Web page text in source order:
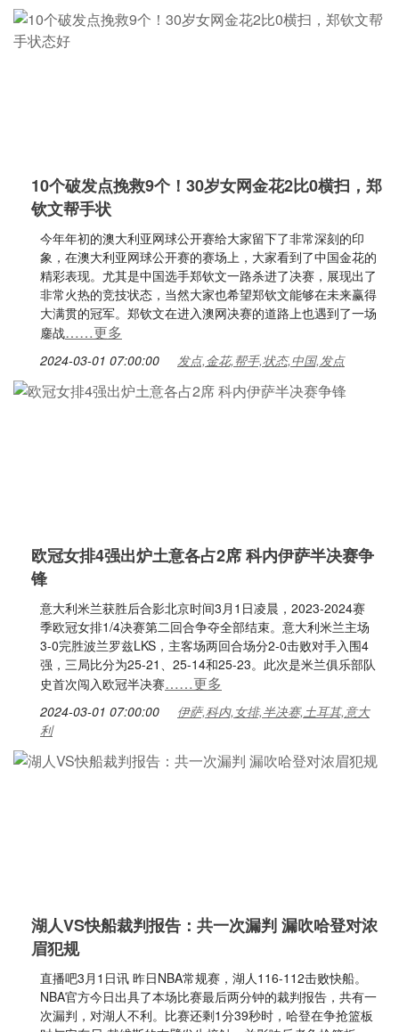
10个破发点挽救9个！30岁女网金花2比0横扫，郑
钦文帮手状
今年年初的澳大利亚网球公开赛给大家留下了非常深刻的印
象，在澳大利亚网球公开赛的赛场上，大家看到了中国金花的
精彩表现。尤其是中国选手郑钦文一路杀进了决赛，展现出了
非常火热的竞技状态，当然大家也希望郑钦文能够在未来赢得
大满贯的冠军。郑钦文在进入澳网决赛的道路上也遇到了一场
鏖战……更多
2024-03-01 07:00:00 发点,金花,帮手,状态,中国,发点
欧冠女排4强出炉土意各占2席 科内伊萨半决赛争
锋
意大利米兰获胜后合影北京时间3月1日凌晨，2023-2024赛
季欧冠女排1/4决赛第二回合争夺全部结束。意大利米兰主场
3-0完胜波兰罗兹LKS，主客场两回合场分2-0击败对手入围4
强，三局比分为25-21、25-14和25-23。此次是米兰俱乐部队
史首次闯入欧冠半决赛……更多
2024-03-01 07:00:00
伊萨,科内,女排,半决赛,土耳其,意大
利
湖人VS快船裁判报告：共一次漏判 漏吹哈登对浓
眉犯规
直播吧3月1日讯 昨日NBA常规赛，湖人116-112击败快船。
NBA官方今日出具了本场比赛最后两分钟的裁判报告，共有一
次漏判，对湖人不利。比赛还剩1分39秒时，哈登在争抢篮板